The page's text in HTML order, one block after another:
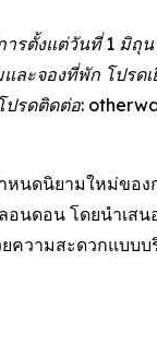
รตั้งแต่วันที่ 1 มิถุ
ละจองที่พัก โปรด
รดติดต่อ:
ดนิยามใหม่ของ
นดอน โดยนำเ
มสะดวกแบบบ